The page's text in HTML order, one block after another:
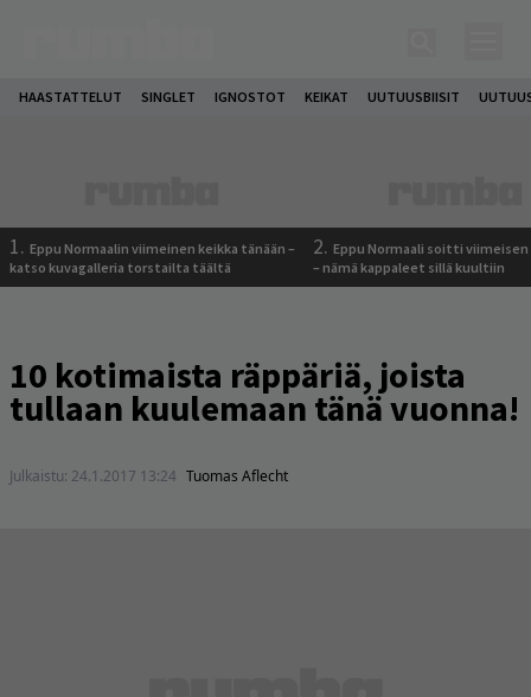
HAASTATTELUT SINGLET IGNOSTOT KEIKAT UUTUUSBIISIT
1. Eppu Normaalin viimeinen keikka tänään –
katso kuvagalleria torstailta täältä
2. Eppu Normaali soitti viimeisen
– nämä kappaleet sillä kuultiin
10 kotimaista räppäriä, joista
tullaan kuulemaan tänä vuonna!
Julkaistu: 24.1.2017 13:24 Tuomas Aflecht